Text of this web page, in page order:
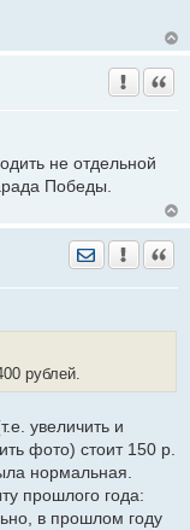
не отдельной
Победы.
Отправить
рублей.
увеличить и
фото) стоит 150 р.
нормальная.
прошлого года:
в прошлом году